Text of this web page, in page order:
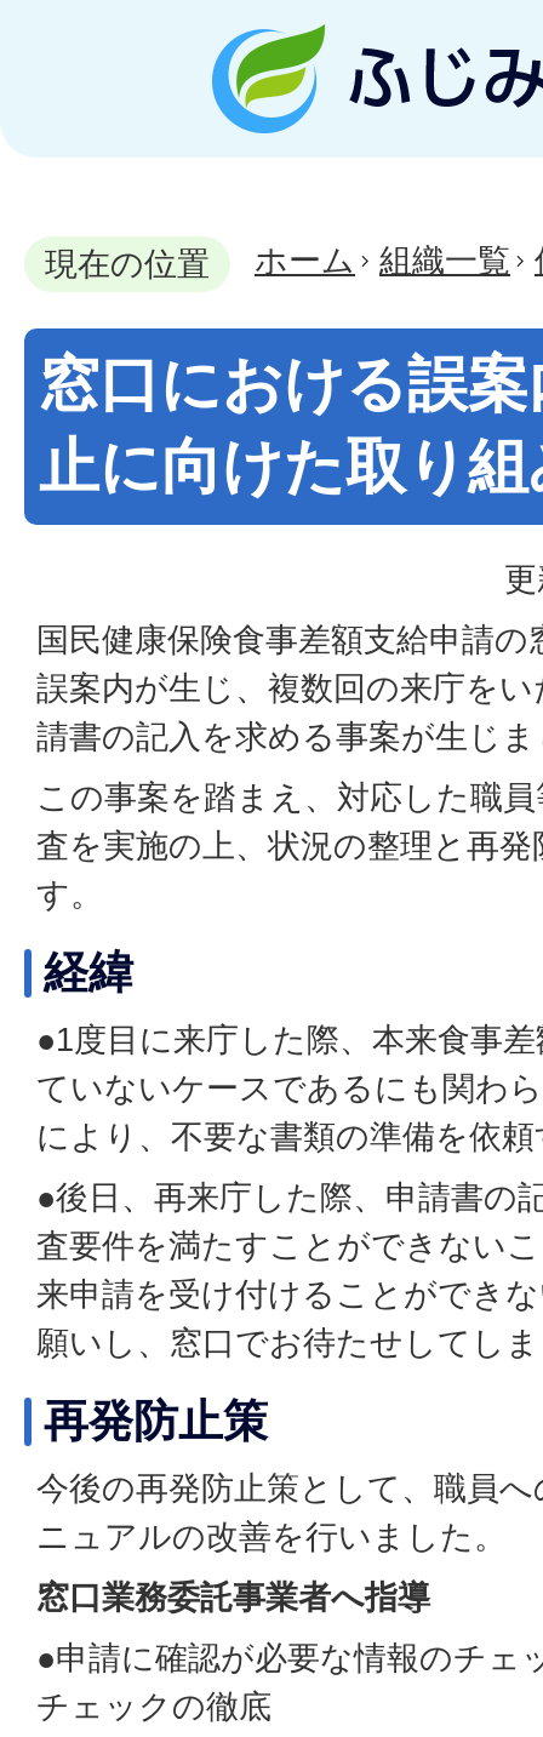
現在の位置 ホーム 組織一覧
窓口における誤
止に向けた取り
国民健康保険食事差額支給申請
誤案内が生じ、複数回の来庁を
請書の記入を求める事案が生じ
この事案を踏まえ、対応した職
査を実施の上、状況の整理と再
す。
経緯
●1度目に来庁した際、本来食事
ていないケースであるにも関わ
により、不要な書類の準備を依
●後日、再来庁した際、申請書の
査要件を満たすことができない
来申請を受け付けることができ
願いし、窓口でお待たせしてし
再発防止策
今後の再発防止策として、職員
ニュアルの改善を行いました。
窓口業務委託事業者へ指導
●申請に確認が必要な情報のチェ
チェックの徹底